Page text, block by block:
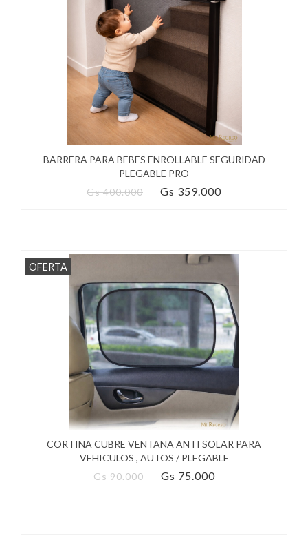
BARRERA PARA BEBES ENROLLABLE SEGURIDAD
PLEGABLE PRO
Gs 400.000
Gs 359.000
OFERTA
CORTINA CUBRE VENTANA ANTI SOLAR PARA
VEHICULOS , AUTOS / PLEGABLE
Gs 90.000
Gs 75.000